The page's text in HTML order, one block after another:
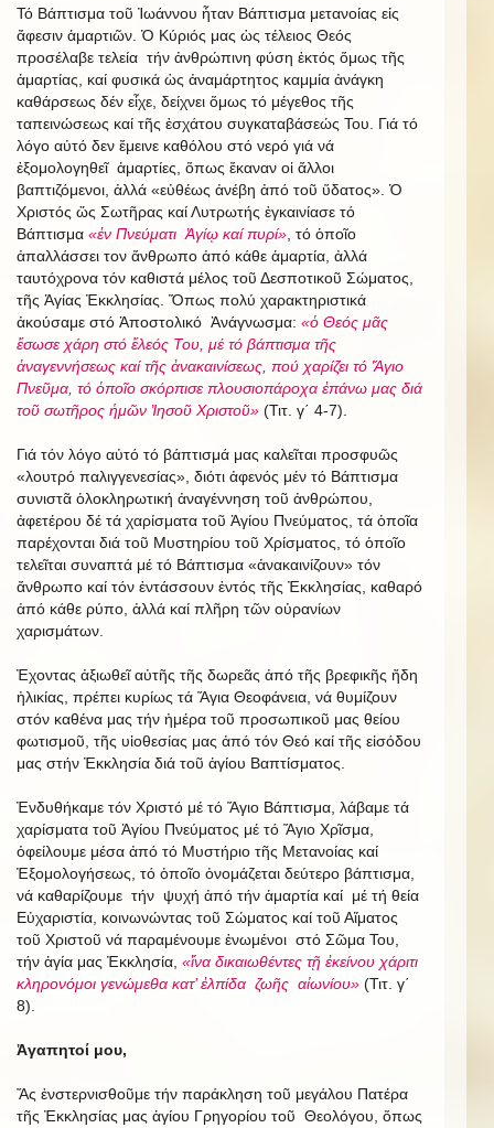
Τό Βάπτισμα τοῦ Ἰωάννου ἦταν Βάπτισμα μετανοίας εἰς
ἄφεσιν ἁμαρτιῶν. Ὁ Κύριός μας ὡς τέλειος Θεός
προσέλαβε τελεία τήν ἀνθρώπινη φύση ἐκτός ὅμως τῆς
ἁμαρτίας, καί φυσικά ὡς ἀναμάρτητος καμμία ἀνάγκη
καθάρσεως δέν εἶχε, δείχνει ὅμως τό μέγεθος τῆς
ταπεινώσεως καί τῆς ἐσχάτου συγκαταβάσεώς Του. Γιά τό
λόγο αὐτό δεν ἔμεινε καθόλου στό νερό γιά νά
ἐξομολογηθεῖ ἁμαρτίες, ὅπως ἔκαναν οἱ ἄλλοι
βαπτιζόμενοι, ἀλλά «εὐθέως ἀνέβη ἀπό τοῦ ὕδατος». Ὁ
Χριστός ὥς Σωτῆρας καί Λυτρωτής ἐγκαινίασε τό
Βάπτισμα «ἐν Πνεύματι Ἁγίῳ καί πυρί», τό ὁποῖο
ἀπαλλάσσει τον ἄνθρωπο ἀπό κάθε ἁμαρτία, ἀλλά
ταυτόχρονα τόν καθιστά μέλος τοῦ Δεσποτικοῦ Σώματος,
τῆς Ἁγίας Ἐκκλησίας. Ὅπως πολύ χαρακτηριστικά
ἀκούσαμε στό Ἀποστολικό Ἀνάγνωσμα: «ὁ Θεός μᾶς
ἔσωσε χάρη στό ἔλεός Του, μέ τό βάπτισμα τῆς
ἀναγεννήσεως καί τῆς ἀνακαινίσεως, πού χαρίζει τό Ἅγιο
Πνεῦμα, τό ὁποῖο σκόρπισε πλουσιοπάροχα ἐπάνω μας διά
τοῦ σωτῆρος ἡμῶν Ἰησοῦ Χριστοῦ» (Τιτ. γ΄ 4-7).
Γιά τόν λόγο αὐτό τό βάπτισμά μας καλεῖται προσφυῶς
«λουτρό παλιγγενεσίας», διότι ἀφενός μέν τό Βάπτισμα
συνιστᾶ ὁλοκληρωτική ἀναγέννηση τοῦ ἀνθρώπου,
ἀφετέρου δέ τά χαρίσματα τοῦ Ἁγίου Πνεύματος, τά ὁποῖα
παρέχονται διά τοῦ Μυστηρίου τοῦ Χρίσματος, τό ὁποῖο
τελεῖται συναπτά μέ τό Βάπτισμα «ἀνακαινίζουν» τόν
ἄνθρωπο καί τόν ἐντάσσουν ἐντός τῆς Ἐκκλησίας, καθαρό
ἀπό κάθε ρύπο, ἀλλά καί πλῆρη τῶν οὐρανίων
χαρισμάτων.
Ἐχοντας ἀξιωθεῖ αὐτῆς τῆς δωρεᾶς ἀπό τῆς βρεφικῆς ἤδη
ἡλικίας, πρέπει κυρίως τά Ἅγια Θεοφάνεια, νά θυμίζουν
στόν καθένα μας τήν ἡμέρα τοῦ προσωπικοῦ μας θείου
φωτισμοῦ, τῆς υἱοθεσίας μας ἀπό τόν Θεό καί τῆς εἰσόδου
μας στήν Ἐκκλησία διά τοῦ ἁγίου Βαπτίσματος.
Ἐνδυθήκαμε τόν Χριστό μέ τό Ἅγιο Βάπτισμα, λάβαμε τά
χαρίσματα τοῦ Ἁγίου Πνεύματος μέ τό Ἅγιο Χρῖσμα,
ὀφείλουμε μέσα ἀπό τό Μυστήριο τῆς Μετανοίας καί
Ἐξομολογήσεως, τό ὁποῖο ὀνομάζεται δεύτερο βάπτισμα,
νά καθαρίζουμε τήν ψυχή ἀπό τήν ἁμαρτία καί μέ τή θεία
Εὐχαριστία, κοινωνώντας τοῦ Σώματος καί τοῦ Αἵματος
τοῦ Χριστοῦ νά παραμένουμε ἑνωμένοι στό Σῶμα Του,
τήν ἁγία μας Ἐκκλησία, «ἵνα δικαιωθέντες τῇ ἐκείνου χάριτι
κληρονόμοι γενώμεθα κατ’ ἐλπίδα ζωῆς αἰωνίου» (Τιτ. γ΄
8).
Ἀγαπητοί μου,
Ἄς ἐνστερνισθοῦμε τήν παράκληση τοῦ μεγάλου Πατέρα
τῆς Ἐκκλησίας μας ἁγίου Γρηγορίου τοῦ Θεολόγου, ὅπως